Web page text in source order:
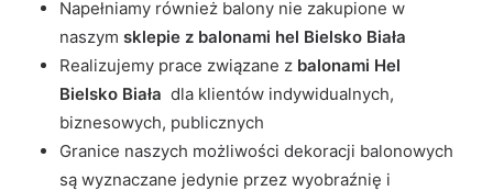
Napełniamy również balony nie zakupione w
naszym sklepie z balonami hel Bielsko Biała
Realizujemy prace związane z balonami Hel
Bielsko Biała dla klientów indywidualnych,
biznesowych, publicznych
Granice naszych możliwości dekoracji balonowych
są wyznaczane jedynie przez wyobraźnię i